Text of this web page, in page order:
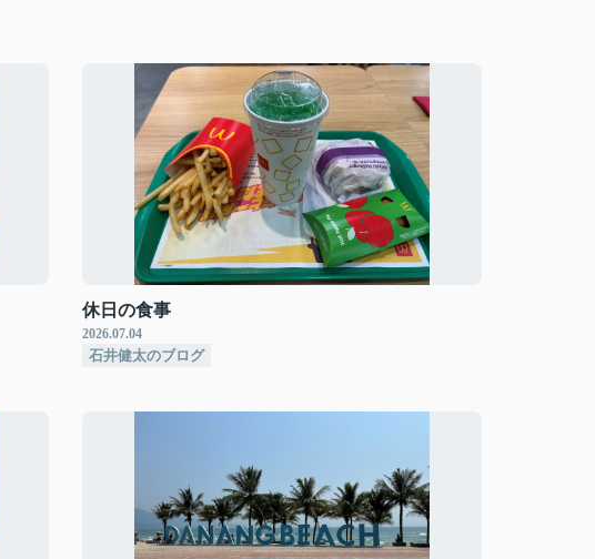
休日の食事
2026.07.04
石井健太のブログ